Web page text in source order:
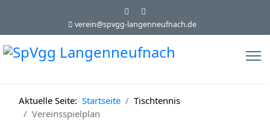
verein@spvgg-langenneufnach.de
Aktuelle Seite: Startseite
Tischtennis
Vereinsspielplan